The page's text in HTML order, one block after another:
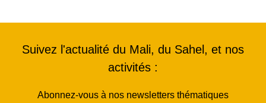
Suivez l'actualité du Mali, du Sahel, et nos
activités :
Abonnez-vous à nos newsletters thématiques